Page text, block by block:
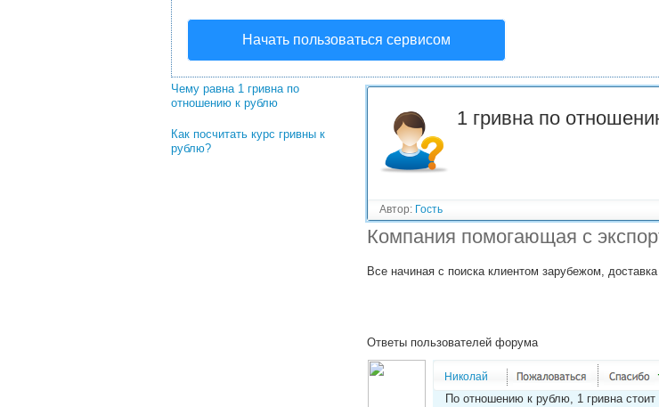
рублю?
Какой курс к рублю валюты
Казахстана?
Чему равна 1 гривна по
отношению к рублю
Как посчитать курс гривны к
рублю?
Начать пользоваться сервисом
1 гривна по
Автор: Гость
Компания помогающая с
Все начиная с поиска клиентом зарубежом,
Ответы пользователей форума
Николай
По отношению к рублю, 1 гривна